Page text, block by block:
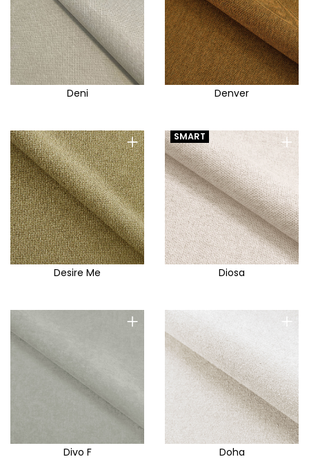
Deni Denver
+
Desire Me
+
SMART
Diosa
+
Divo F
+
Doha